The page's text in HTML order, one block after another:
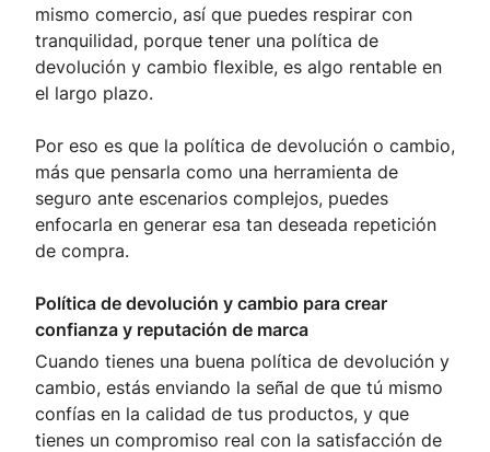
mismo comercio, así que puedes respirar con
tranquilidad, porque tener una política de
devolución y cambio flexible, es algo rentable en
el largo plazo.
Por eso es que la política de devolución o cambio,
más que pensarla como una herramienta de
seguro ante escenarios complejos, puedes
enfocarla en generar esa tan deseada repetición
de compra.
Política de devolución y cambio para crear
confianza y reputación de marca
Cuando tienes una buena política de devolución y
cambio, estás enviando la señal de que tú mismo
confías en la calidad de tus productos, y que
tienes un compromiso real con la satisfacción de